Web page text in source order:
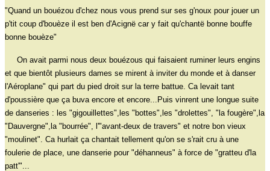
"Quand un bouézou d'chez nous vous prend sur ses g'noux pour jouer un
p'tit coup d'bouèze il est ben d'Acignë car y fait qu'chantë bonne bouffe
bonne bouèze"
On avait parmi nous deux bouézous qui faisaient ruminer leurs engins
et que bientôt plusieurs dames se mirent à inviter du monde et à danser
l'Aéroplane" qui part du pied droit sur la terre battue. Ca levait tant
d'poussière que ça buva encore et encore...Puis vinrent une longue suite
de danseries : les "gigouillettes",les "bottes",les "drolettes", "la fougère",la
"Dauvergne",la "bourrée", l'"avant-deux de travers" et notre bon vieux
"moulinet". Ca hurlait ça chantait tellement qu'on se s'rait cru à une
foulerie de place, une danserie pour "déhanneus" à force de "gratteu d'la
patt'"...